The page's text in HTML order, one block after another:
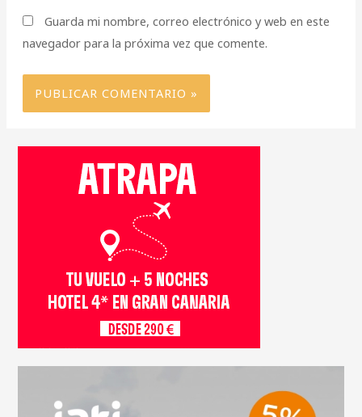
Guarda mi nombre, correo electrónico y web en este
navegador para la próxima vez que comente.